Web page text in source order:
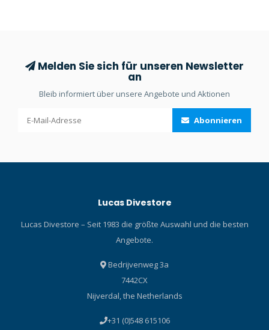
Melden Sie sich für unseren Newsletter
an
Bleib informiert über unsere Angebote und Aktionen
Abonnieren
Lucas Divestore
Lucas Divestore – Seit 1983 die größte Auswahl und die besten
Angebote.
Bedrijvenweg 3a
7442CX
Nijverdal, the Netherlands
+31 (0)548 615106